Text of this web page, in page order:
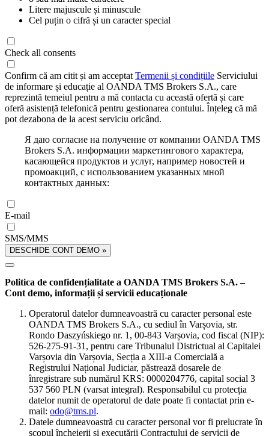
Litere majuscule și minuscule
Cel puțin o cifră și un caracter special
Check all consents
Confirm că am citit și am acceptat Termenii și condițiile Serviciului
de informare și educație al OANDA TMS Brokers S.A., care
reprezintă temeiul pentru a mă contacta cu această ofertă și care
oferă asistență telefonică pentru gestionarea contului. Înțeleg că mă
pot dezabona de la acest serviciu oricând.
Я даю согласие на получение от компании OANDA TMS
Brokers S.A. информации маркетингового характера,
касающейся продуктов и услуг, например новостей и
промоакций, с использованием указанных мной
контактных данных:
E-mail
SMS/MMS
DESCHIDE CONT DEMO »
Politica de confidențialitate a OANDA TMS Brokers S.A. –
Cont demo, informații și servicii educaționale
Operatorul datelor dumneavoastră cu caracter personal este
OANDA TMS Brokers S.A., cu sediul în Varșovia, str.
Rondo Daszyńskiego nr. 1, 00-843 Varșovia, cod fiscal (NIP):
526-275-91-31, pentru care Tribunalul Districtual al Capitalei
Varșovia din Varșovia, Secția a XIII-a Comercială a
Registrului Național Judiciar, păstrează dosarele de
înregistrare sub numărul KRS: 0000204776, capital social 3
537 560 PLN (varsat integral). Responsabilul cu protecția
datelor numit de operatorul de date poate fi contactat prin e-
mail: odo@tms.pl.
Datele dumneavoastră cu caracter personal vor fi prelucrate în
scopul încheierii și executării Contractului de servicii de